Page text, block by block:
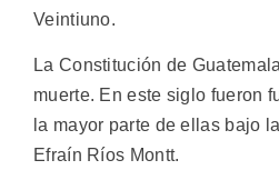
Veintiuno.
La Constitución de
muerte. En este siglo fueron
la mayor parte de ellas bajo
Efraín Ríos Montt.